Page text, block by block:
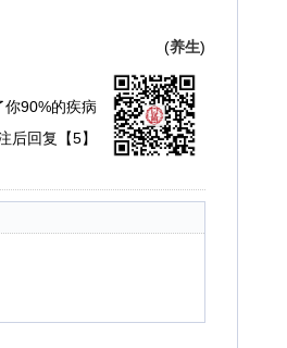
(养生)
你90%的疾病
后回复【5】